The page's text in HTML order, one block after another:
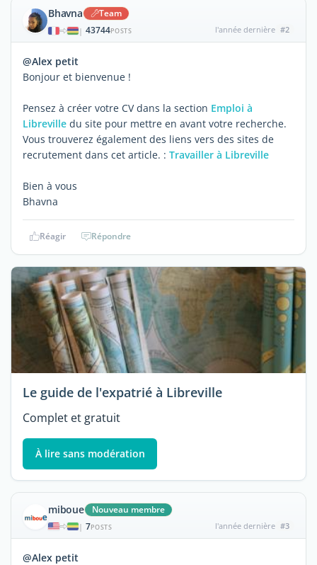
Bhavna Team
| 43744POSTS l'année dernière #2
@Alex petit
Bonjour et bienvenue !
Pensez à créer votre CV dans la section Emploi à
Libreville du site pour mettre en avant votre recherche.
Vous trouverez également des liens vers des sites de
recrutement dans cet article. : Travailler à Libreville
Bien à vous
Bhavna
Réagir Répondre
Le guide de l'expatrié à Libreville
Complet et gratuit
À lire sans modération
miboue Nouveau membre
| 7POSTS l'année dernière #3
@Alex petit